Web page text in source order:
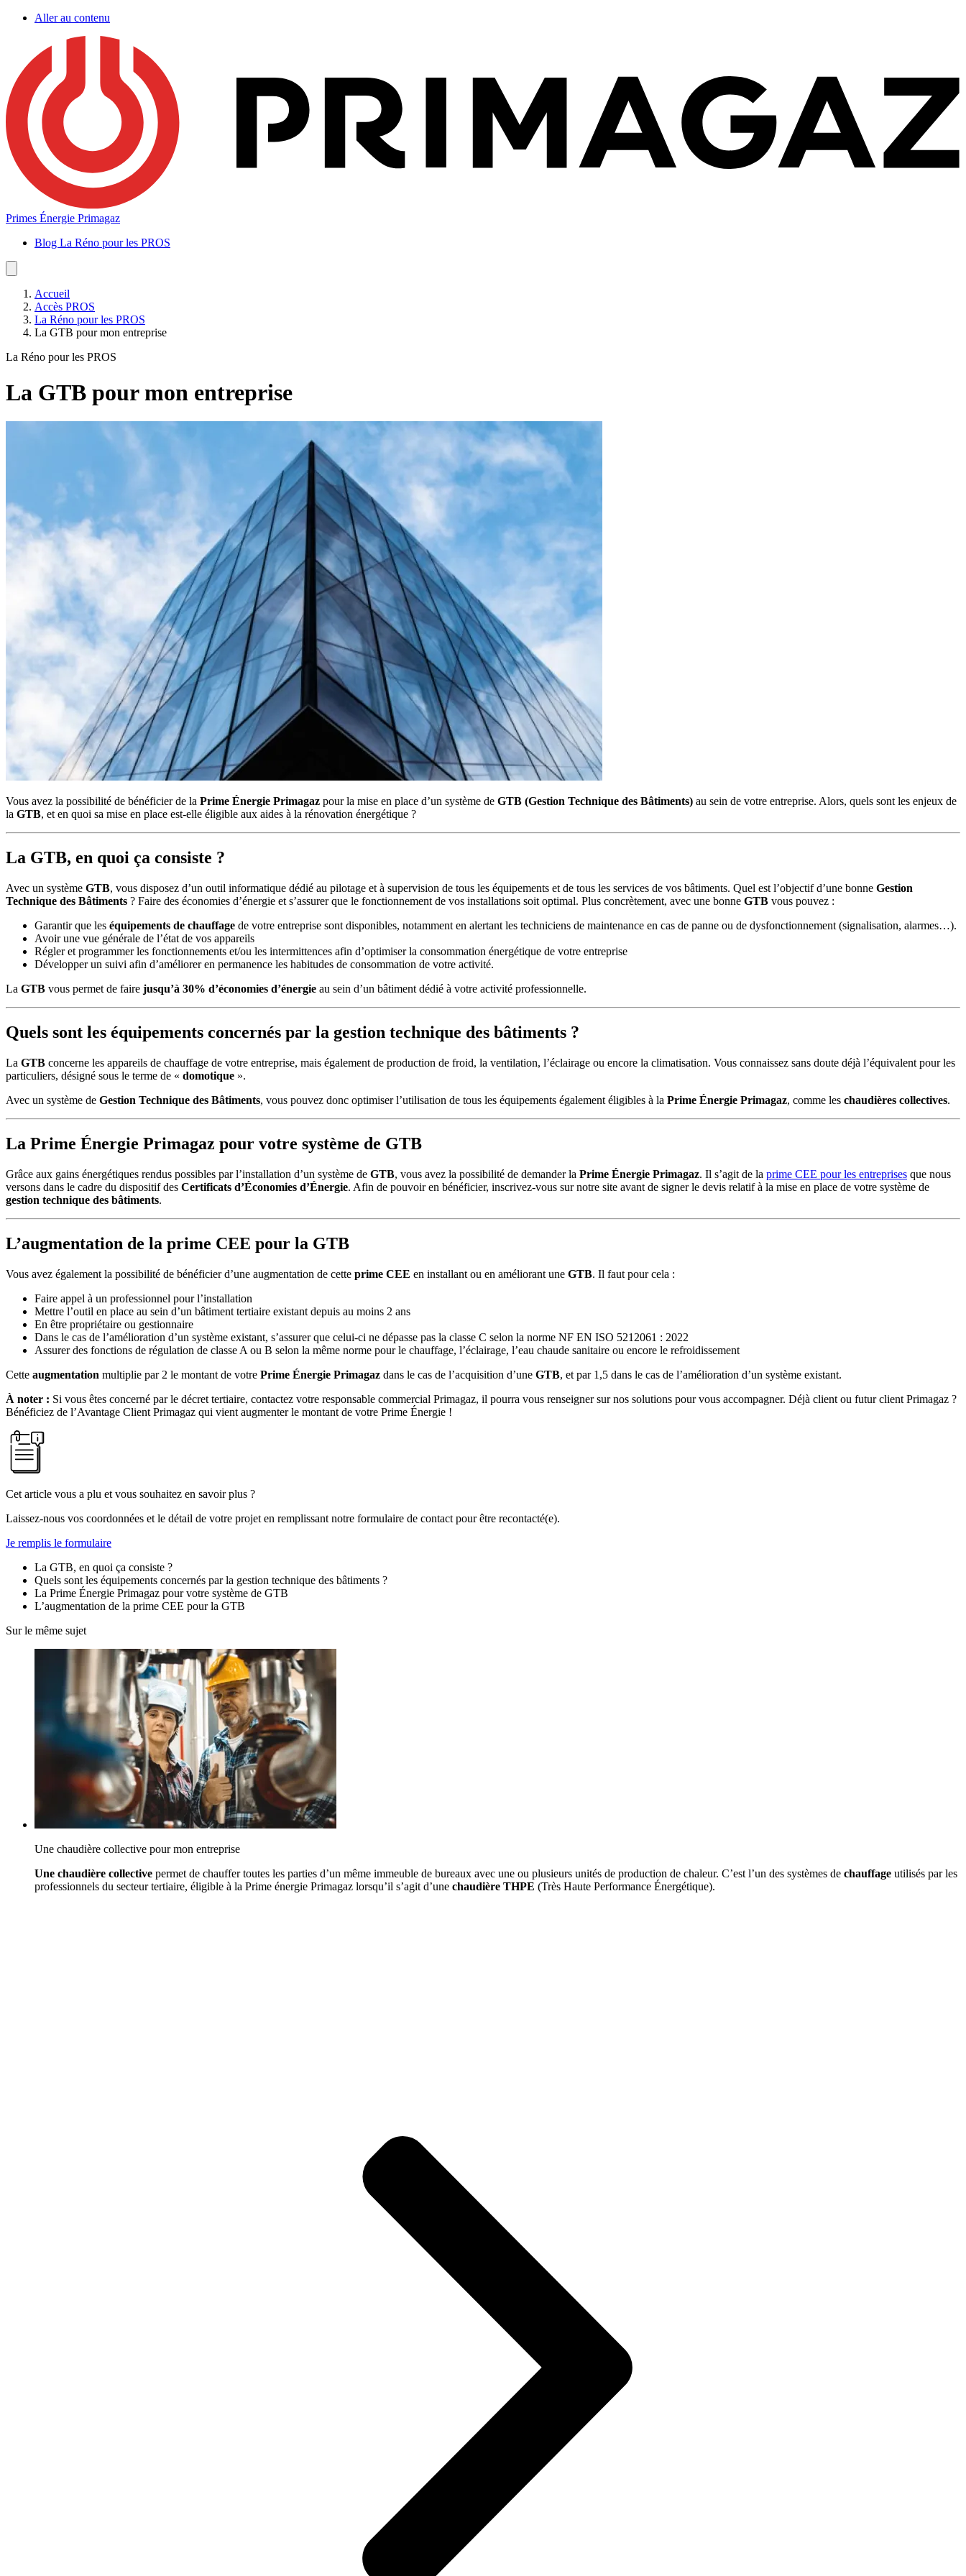
Aller au contenu
Primes Énergie Primagaz
Blog La Réno pour les PROS
Accueil
Accès PROS
La Réno pour les PROS
La GTB pour mon entreprise
La Réno pour les PROS
La GTB pour mon entreprise
Vous avez la possibilité de bénéficier de la Prime Énergie Primagaz pour la mise en place d’un système de GTB (Gestion Technique des Bâtiments) au sein de votre entreprise. Alors, quels sont les enjeux de
la GTB, et en quoi sa mise en place est-elle éligible aux aides à la rénovation énergétique ?
La GTB, en quoi ça consiste ?
Avec un système GTB, vous disposez d’un outil informatique dédié au pilotage et à supervision de tous les équipements et de tous les services de vos bâtiments. Quel est l’objectif d’une bonne Gestion
Technique des Bâtiments ? Faire des économies d’énergie et s’assurer que le fonctionnement de vos installations soit optimal. Plus concrètement, avec une bonne GTB vous pouvez :
Garantir que les équipements de chauffage de votre entreprise sont disponibles, notamment en alertant les techniciens de maintenance en cas de panne ou de dysfonctionnement (signalisation, alarmes…).
Avoir une vue générale de l’état de vos appareils
Régler et programmer les fonctionnements et/ou les intermittences afin d’optimiser la consommation énergétique de votre entreprise
Développer un suivi afin d’améliorer en permanence les habitudes de consommation de votre activité.
La GTB vous permet de faire jusqu’à 30% d’économies d’énergie au sein d’un bâtiment dédié à votre activité professionnelle.
Quels sont les équipements concernés par la gestion technique des bâtiments ?
La GTB concerne les appareils de chauffage de votre entreprise, mais également de production de froid, la ventilation, l’éclairage ou encore la climatisation. Vous connaissez sans doute déjà l’équivalent pour les
particuliers, désigné sous le terme de « domotique ».
Avec un système de Gestion Technique des Bâtiments, vous pouvez donc optimiser l’utilisation de tous les équipements également éligibles à la Prime Énergie Primagaz, comme les chaudières collectives.
La Prime Énergie Primagaz pour votre système de GTB
Grâce aux gains énergétiques rendus possibles par l’installation d’un système de GTB, vous avez la possibilité de demander la Prime Énergie Primagaz. Il s’agit de la prime CEE pour les entreprises que nous
versons dans le cadre du dispositif des Certificats d’Économies d’Énergie. Afin de pouvoir en bénéficier, inscrivez-vous sur notre site avant de signer le devis relatif à la mise en place de votre système de
gestion technique des bâtiments.
L’augmentation de la prime CEE pour la GTB
Vous avez également la possibilité de bénéficier d’une augmentation de cette prime CEE en installant ou en améliorant une GTB. Il faut pour cela :
Faire appel à un professionnel pour l’installation
Mettre l’outil en place au sein d’un bâtiment tertiaire existant depuis au moins 2 ans
En être propriétaire ou gestionnaire
Dans le cas de l’amélioration d’un système existant, s’assurer que celui-ci ne dépasse pas la classe C selon la norme NF EN ISO 5212061 : 2022
Assurer des fonctions de régulation de classe A ou B selon la même norme pour le chauffage, l’éclairage, l’eau chaude sanitaire ou encore le refroidissement
Cette augmentation multiplie par 2 le montant de votre Prime Énergie Primagaz dans le cas de l’acquisition d’une GTB, et par 1,5 dans le cas de l’amélioration d’un système existant.
À noter : Si vous êtes concerné par le décret tertiaire, contactez votre responsable commercial Primagaz, il pourra vous renseigner sur nos solutions pour vous accompagner. Déjà client ou futur client Primagaz ?
Bénéficiez de l’Avantage Client Primagaz qui vient augmenter le montant de votre Prime Énergie !
Cet article vous a plu et vous souhaitez en savoir plus ?
Laissez-nous vos coordonnées et le détail de votre projet en remplissant notre formulaire de contact pour être recontacté(e).
Je remplis le formulaire
La GTB, en quoi ça consiste ?
Quels sont les équipements concernés par la gestion technique des bâtiments ?
La Prime Énergie Primagaz pour votre système de GTB
L’augmentation de la prime CEE pour la GTB
Sur le même sujet
Une chaudière collective pour mon entreprise
Une chaudière collective permet de chauffer toutes les parties d’un même immeuble de bureaux avec une ou plusieurs unités de production de chaleur. C’est l’un des systèmes de chauffage utilisés par les
professionnels du secteur tertiaire, éligible à la Prime énergie Primagaz lorsqu’il s’agit d’une chaudière THPE (Très Haute Performance Énergétique).